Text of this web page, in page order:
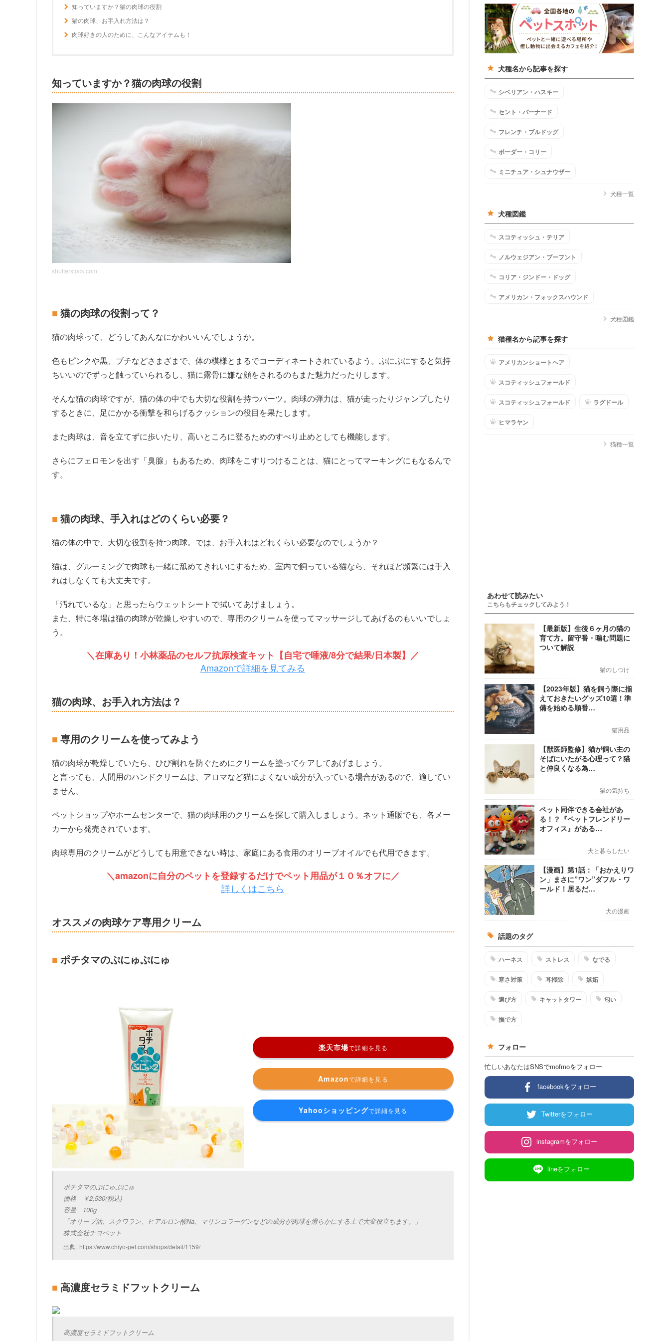
知っていますか？猫の肉球の役割
猫の肉球、お手入れ方法は？
肉球好きの人のために、こんなアイテムも！
知っていますか？猫の肉球の役割
shutterstock.com
猫の肉球の役割って？
猫の肉球って、どうしてあんなにかわいいんでしょうか。
色もピンクや黒、ブチなどさまざまで、体の模様とまるでコーディネートされているよう。ぷにぷにすると気持
ちいいのでずっと触っていられるし、猫に露骨に嫌な顔をされるのもまた魅力だったりします。
そんな猫の肉球ですが、猫の体の中でも大切な役割を持つパーツ。肉球の弾力は、猫が走ったりジャンプしたり
するときに、足にかかる衝撃を和らげるクッションの役目を果たします。
また肉球は、音を立てずに歩いたり、高いところに登るためのすべり止めとしても機能します。
さらにフェロモンを出す「臭腺」もあるため、肉球をこすりつけることは、猫にとってマーキングにもなるんで
す。
猫の肉球、手入れはどのくらい必要？
猫の体の中で、大切な役割を持つ肉球。では、お手入れはどれくらい必要なのでしょうか？
猫は、グルーミングで肉球も一緒に舐めてきれいにするため、室内で飼っている猫なら、それほど頻繁には手入
れはしなくても大丈夫です。
「汚れているな」と思ったらウェットシートで拭いてあげましょう。
また、特に冬場は猫の肉球が乾燥しやすいので、専用のクリームを使ってマッサージしてあげるのもいいでしょ
う。
＼在庫あり！小林薬品のセルフ抗原検査キット【自宅で唾液/8分で結果/日本製】／
Amazonで詳細を見てみる
猫の肉球、お手入れ方法は？
専用のクリームを使ってみよう
猫の肉球が乾燥していたら、ひび割れを防ぐためにクリームを塗ってケアしてあげましょう。
と言っても、人間用のハンドクリームは、アロマなど猫によくない成分が入っている場合があるので、適してい
ません。
ペットショップやホームセンターで、猫の肉球用のクリームを探して購入しましょう。ネット通販でも、各メー
カーから発売されています。
肉球専用のクリームがどうしても用意できない時は、家庭にある食用のオリーブオイルでも代用できます。
＼amazonに自分のペットを登録するだけでペット用品が１０％オフに／
詳しくはこちら
オススメの肉球ケア専用クリーム
ポチタマのぷにゅぷにゅ
楽天市場で詳細を見る
Amazonで詳細を見る
Yahooショッピングで詳細を見る
ポチタマのぷにゅぷにゅ
価格　￥2,530(税込)
容量　100g
「オリーブ油、スクワラン、ヒアルロン酸Na、マリンコラーゲンなどの成分が肉球を滑らかにする上で大変役立ちます。」
出典: https://www.chiyo-pet.com/shops/detail/1159/
高濃度セラミドフットクリーム
高濃度セラミドフットクリーム
犬種名から記事を探す
シベリアン・ハスキー
セント・バーナード
フレンチ・ブルドッグ
ボーダー・コリー
ミニチュア・シュナウザー
犬種一覧
犬種図鑑
スコティッシュ・テリア
ノルウェジアン・ブーフント
コリア・ジンドー・ドッグ
アメリカン・フォックスハウンド
犬種図鑑
猫種名から記事を探す
アメリカンショートヘア
スコティッシュフォールド
スコティッシュフォールド ラグドール
ヒマラヤン
猫種一覧
あわせて読みたい
こちらもチェックしてみよう！
【最新版】生後６ヶ月の猫の
育て方。留守番・噛む問題に
ついて解説
猫のしつけ
【2023年版】猫を飼う際に揃
えておきたいグッズ10選！準
備を始める順番…
猫用品
【獣医師監修】猫が飼い主の
そばにいたがる心理って？猫
と仲良くなる為…
猫の気持ち
ペット同伴できる会社があ
る！？『ペットフレンドリー
オフィス』がある…
犬と暮らしたい
【漫画】第1話：「おかえりワ
ン」まさに”ワン”ダフル・ワ
ールド！居るだ…
犬の漫画
話題のタグ
ハーネス ストレス なでる
寒さ対策 耳掃除 嫉妬
選び方 キャットタワー 匂い
撫で方
フォロー
忙しいあなたはSNSでmofmoをフォロー
facebookをフォロー
Twitterをフォロー
instagramをフォロー
lineをフォロー